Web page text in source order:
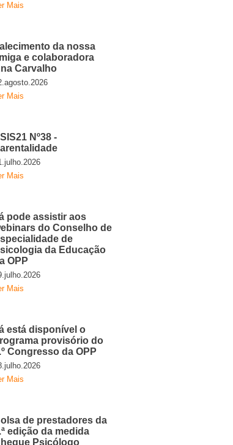
Mais
da nossa
e colaboradora
Carvalho
Mais
Nº38 -
Mais
pode assistir aos
do Conselho de
de
da Educação
OPP
Mais
está disponível o
provisório do
Congresso da OPP
Mais
de prestadores da
edição da medida
Psicólogo